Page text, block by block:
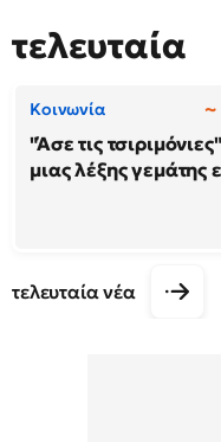
τελευταία
Κοινωνία
"Άσε τις
μιας λέξης γεμάτης
τελευταία νέα